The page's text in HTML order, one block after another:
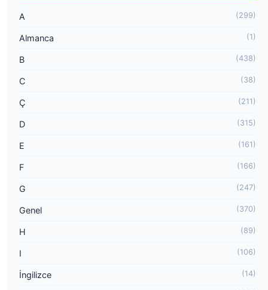
A (299)
Almanca (1)
B (438)
C (38)
Ç (211)
D (315)
E (161)
F (166)
G (247)
Genel (370)
H (89)
I (106)
İngilizce (14)